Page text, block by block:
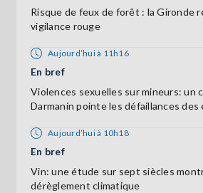
Risque de feux de forêt : la Gironde
vigilance rouge
Aujourd’hui à 11h16
En bref
Violences sexuelles sur mineurs: un
Darmanin pointe les défaillances des
Aujourd’hui à 10h18
En bref
Vin: une étude sur sept siècles
dérèglement climatique